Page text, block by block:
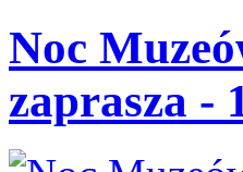
Noc
zaprasza -